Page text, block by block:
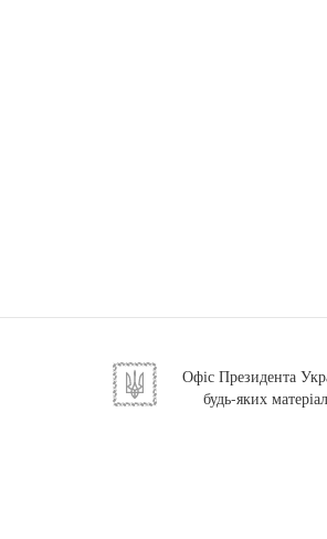
Офіс Президента
будь-яких